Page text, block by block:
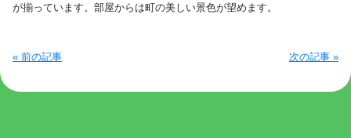
が揃っています。部屋からは町の美しい景色が望めます。
« 前の記事 次の記事 »